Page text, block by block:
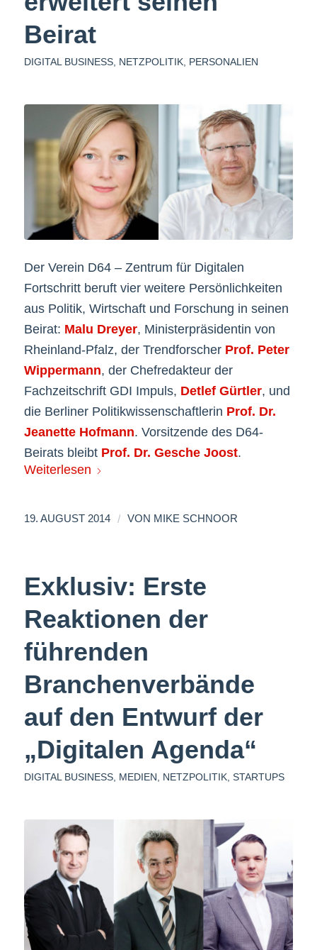
Beirat
DIGITAL BUSINESS, NETZPOLITIK, PERSONALIEN
Der Verein D64 – Zentrum für Digitalen
Fortschritt beruft vier weitere Persönlichkeiten
aus Politik, Wirtschaft und Forschung in seinen
Beirat: Malu Dreyer, Ministerpräsidentin von
Rheinland-Pfalz, der Trendforscher Prof. Peter
Wippermann, der Chefredakteur der
Fachzeitschrift GDI Impuls, Detlef Gürtler, und
die Berliner Politikwissenschaftlerin Prof. Dr.
Jeanette Hofmann. Vorsitzende des D64-
Beirats bleibt Prof. Dr. Gesche Joost.
Weiterlesen
19. AUGUST 2014 / VON MIKE SCHNOOR
Exklusiv: Erste
Reaktionen der
führenden
Branchenverbände
auf den Entwurf der
„Digitalen Agenda“
DIGITAL BUSINESS, MEDIEN, NETZPOLITIK, STARTUPS